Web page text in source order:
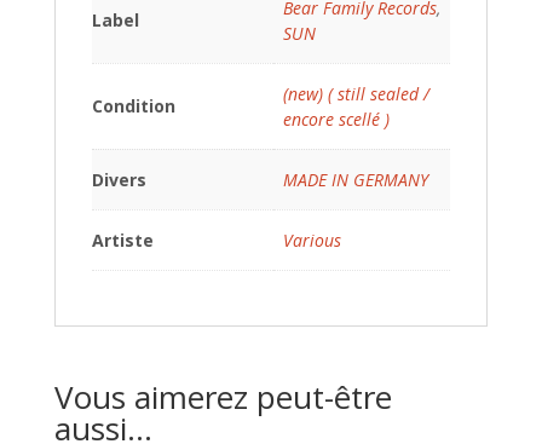
Label
Bear Family Records,
SUN
Condition
(new) ( still sealed /
encore scellé )
Divers MADE IN GERMANY
Artiste Various
Vous aimerez peut-être
aussi…